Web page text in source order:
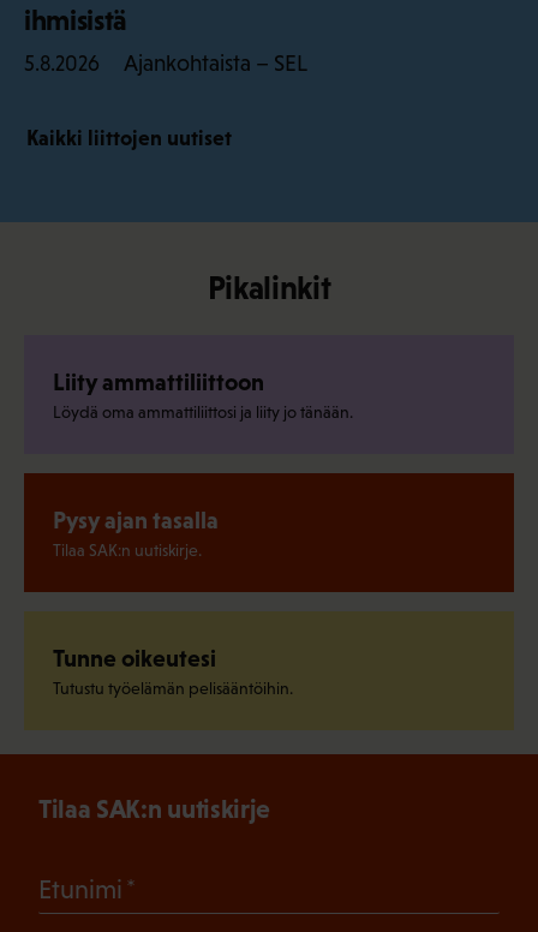
ihmisistä
5.8.2026 Ajankohtaista – SEL
Kaikki liittojen uutiset
Pikalinkit
Liity ammattiliittoon
Löydä oma ammattiliittosi ja liity jo tänään.
Pysy ajan tasalla
Tilaa SAK:n uutiskirje.
Tunne oikeutesi
Tutustu työelämän pelisääntöihin.
Tilaa SAK:n uutiskirje
Etunimi